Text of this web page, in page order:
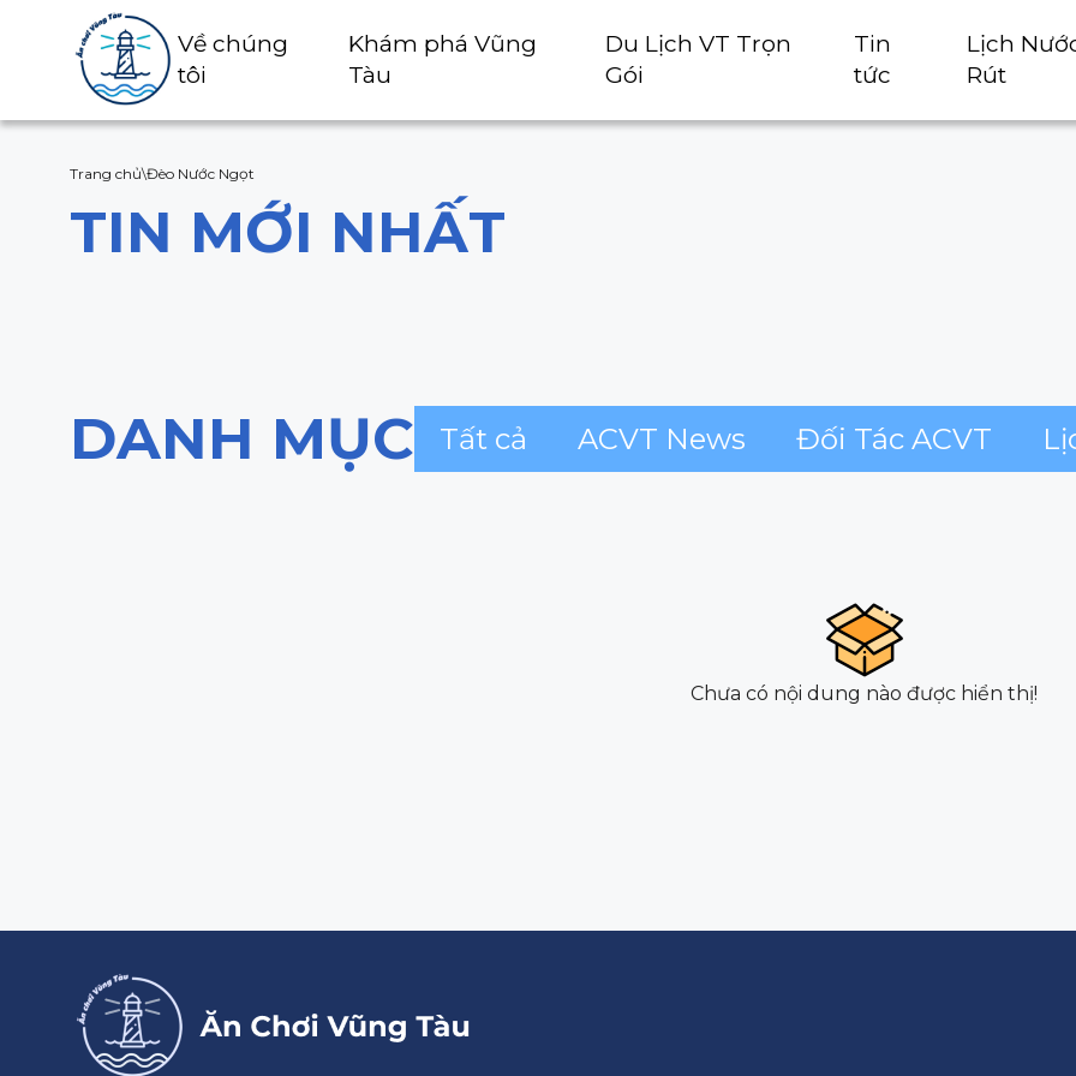
Về chúng
tôi
Khám phá Vũng
Tàu
Du Lịch VT Trọn
Gói
Tin
tức
Lịch
Rút
Trang chủ\Đèo Nước Ngọt
TIN MỚI NHẤT
DANH MỤC Tất cả ACVT News Đối Tác ACVT
Chưa có nội dung nào được hiển thị!